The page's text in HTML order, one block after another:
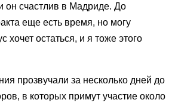
он счастлив в Мадриде. До
еще есть время, но могу
хочет остаться, и я тоже этого
прозвучали за несколько дней до
в которых примут участие около